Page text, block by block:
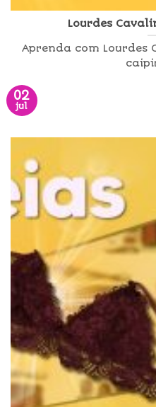
Lourdes
Aprenda com Lourdes
02
jul